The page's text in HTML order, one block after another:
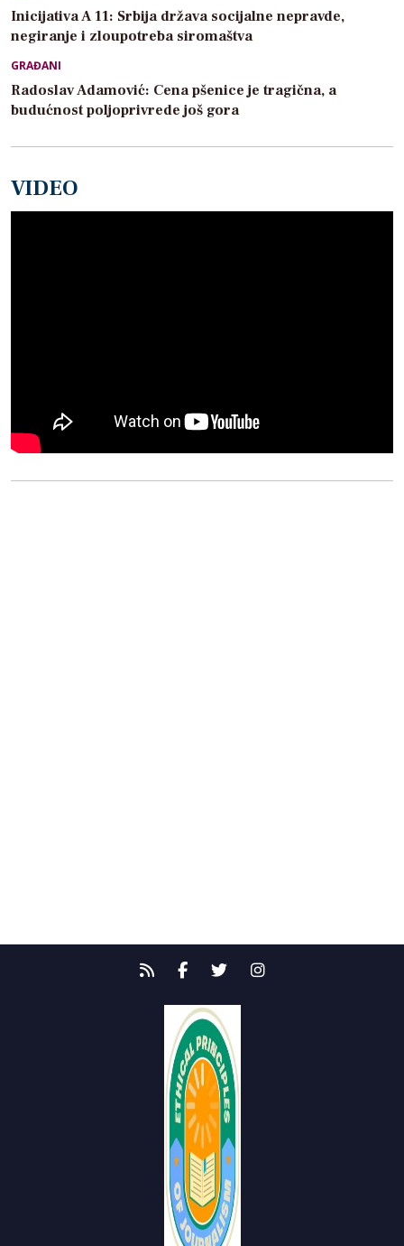
Inicijativa A 11: Srbija država socijalne nepravde,
negiranje i zloupotreba siromaštva
GRAĐANI
Radoslav Adamović: Cena pšenice je tragična, a
budućnost poljoprivrede još gora
VIDEO